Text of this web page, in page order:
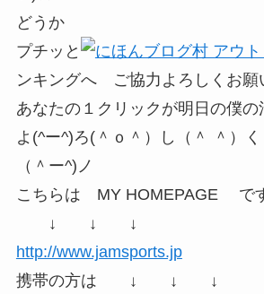
どうか
プチッと
ンキングへ ご協力よろしくお願
あなたの１クリックが明日の僕の
よ(^ー^)ろ(＾ｏ＾）し（＾ ＾）
（＾ー^)ノ
こちらは MY HOMEPAGE で
↓ ↓ ↓
http://www.jamsports.jp
携帯の方は ↓ ↓ ↓